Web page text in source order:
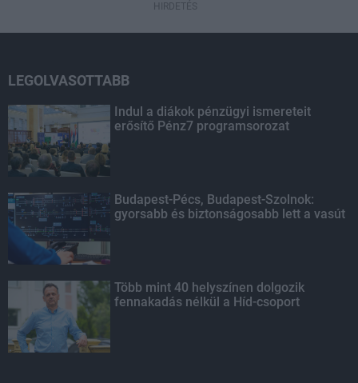
HIRDETÉS
LEGOLVASOTTABB
Indul a diákok pénzügyi ismereteit
erősítő Pénz7 programsorozat
Budapest-Pécs, Budapest-Szolnok:
gyorsabb és biztonságosabb lett a vasút
Több mint 40 helyszínen dolgozik
fennakadás nélkül a Híd-csoport